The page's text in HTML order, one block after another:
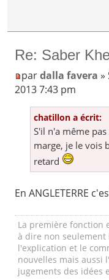
Re: Saber
pardalla favera »
2013 7:43 pm
chatillon a écrit:
S'il n'a même
marge, je le vois
retard
En ANGLETERRE
La première fonction
à dire non seulement
l'explication et le
nouvelles mais aussi
jugements des idées